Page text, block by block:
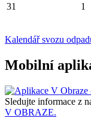
31 1
Kalendář svozu
Mobilní
Sledujte informace z
V OBRAZE.